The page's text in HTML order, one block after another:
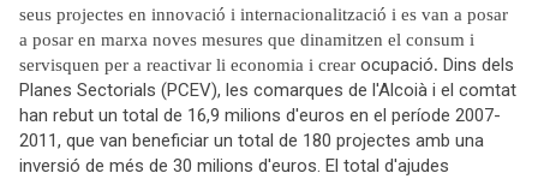
seus projectes en innovació i internacionalització i es van a posar
a posar en marxa noves mesures que dinamitzen el consum i
servisquen per a reactivar li economia i crear ocupació. Dins dels
Planes Sectorials (PCEV), les comarques de l'Alcoià i el comtat
han rebut un total de 16,9 milions d'euros en el període 2007-
2011, que van beneficiar un total de 180 projectes amb una
inversió de més de 30 milions d'euros. El total d'ajudes